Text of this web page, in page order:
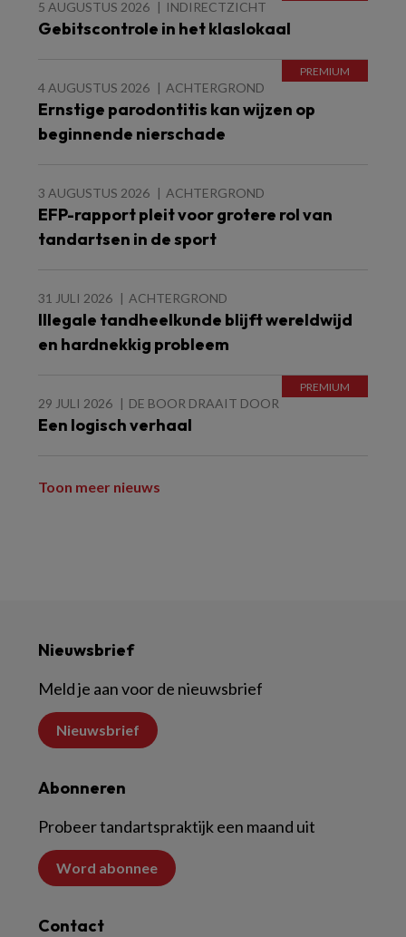
5 AUGUSTUS 2026 INDIRECTZICHT
Gebitscontrole in het klaslokaal
4 AUGUSTUS 2026 ACHTERGROND
Ernstige parodontitis kan wijzen op
beginnende nierschade
3 AUGUSTUS 2026 ACHTERGROND
EFP-rapport pleit voor grotere rol van
tandartsen in de sport
31 JULI 2026 ACHTERGROND
Illegale tandheelkunde blijft wereldwijd
en hardnekkig probleem
29 JULI 2026 DE BOOR DRAAIT DOOR
Een logisch verhaal
Toon meer nieuws
Nieuwsbrief
Meld je aan voor de nieuwsbrief
Nieuwsbrief
Abonneren
Probeer tandartspraktijk een maand uit
Word abonnee
Contact